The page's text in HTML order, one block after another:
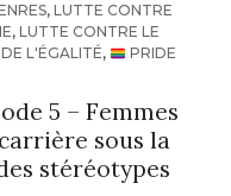
, LUTTE CONTRE
, LUTTE CONTRE LE
L'ÉGALITÉ,
PRIDE
5 – Femmes
sous la
stéréotypes